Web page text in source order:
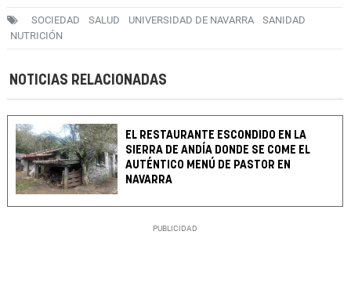
SOCIEDAD SALUD UNIVERSIDAD DE NAVARRA
SANIDAD
NUTRICIÓN
NOTICIAS RELACIONADAS
EL RESTAURANTE ESCONDIDO EN LA
SIERRA DE ANDÍA DONDE SE COME EL
AUTÉNTICO MENÚ DE PASTOR EN
NAVARRA